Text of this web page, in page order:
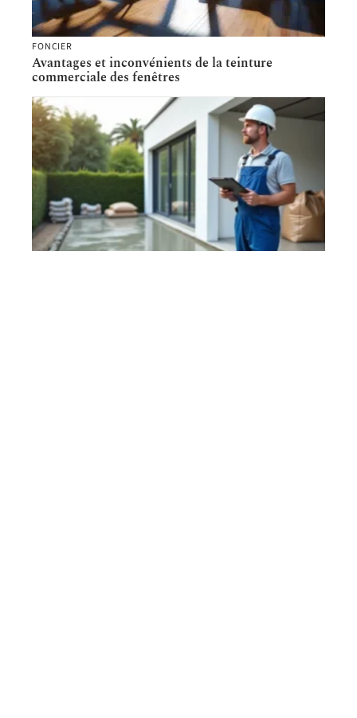
FONCIER
Avantages et inconvénients de la teinture
commerciale des fenêtres